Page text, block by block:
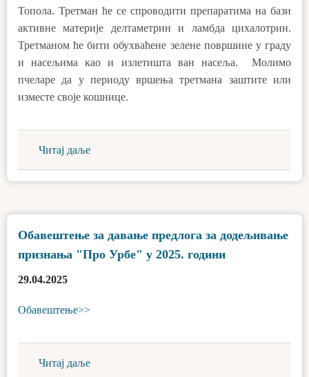
Топола. Третман ће се спроводити препаратима на бази
активне материје делтаметрин и ламбда цихалотрин.
Третманом ће бити обухваћене зелене површине у граду
и насељима као и излетишта ван насеља. Молимо
пчеларе да у периоду вршења третмана заштите или
изместе своје кошнице.
Читај даље
Обавештење за давање предлога за додељивање
признања "Про Урбе" у 2025. години
29.04.2025
Обавештење>>
Читај даље